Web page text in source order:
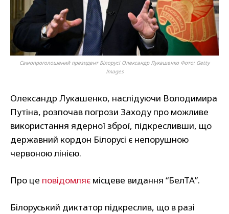
Самопроголошений президент Білорусі Олександр Лукашенко Фото: Getty
Images
Олександр Лукашенко, наслідуючи Володимира
Путіна, розпочав погрози Заходу про можливе
використання ядерної зброї, підкресливши, що
державний кордон Білорусі є непорушною
червоною лінією.
Про це повідомляє місцеве видання “БелТА”.
Білоруський диктатор підкреслив, що в разі